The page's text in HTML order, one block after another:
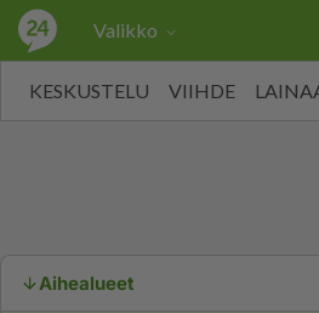
Valikko
KESKUSTELU VIIHDE
Aihealueet